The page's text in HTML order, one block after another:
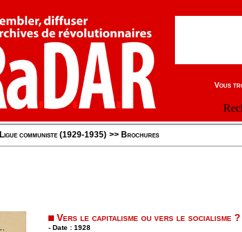
Vous
Ligue communiste (1929-1935) >> Brochures
Vers le capitalisme ou vers le socialisme ?
- Date : 1928